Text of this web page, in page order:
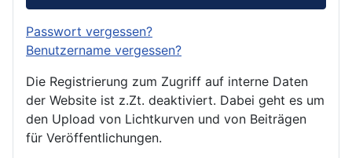
Passwort vergessen?
Benutzername vergessen?
Die Registrierung zum Zugriff auf interne Daten
der Website ist z.Zt. deaktiviert. Dabei geht es um
den Upload von Lichtkurven und von Beiträgen
für Veröffentlichungen.